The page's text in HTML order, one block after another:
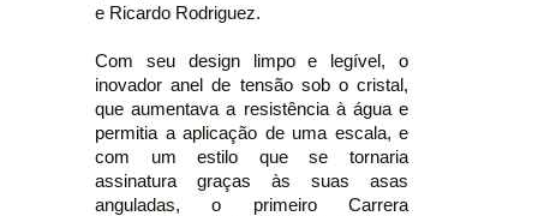
e Ricardo Rodriguez.
Com seu design limpo e legível, o
inovador anel de tensão sob o cristal,
que aumentava a resistência à água e
permitia a aplicação de uma escala, e
com um estilo que se tornaria
assinatura graças às suas asas
anguladas, o primeiro Carrera